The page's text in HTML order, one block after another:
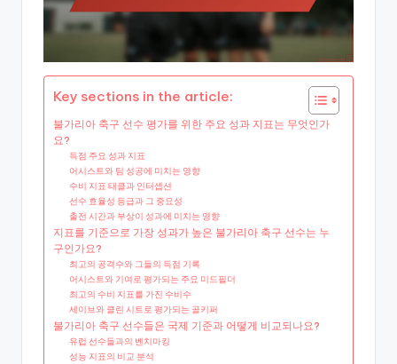
Key sections in the article:
불가리아 축구 선수 평가를 위한 주요 성과 지표는 무엇인가
요?
득점 주요 성과 지표
어시스트와 팀 성공에 미치는 영향
수비 지표 태클과 인터셉션
선수 효율성 등급과 그 중요성
출전 시간과 부상이 성과에 미치는 영향
지표를 기준으로 가장 성과가 높은 불가리아 축구 선수는 누
구인가요?
최고의 공격수와 그들의 득점 기록
어시스트와 기여로 평가되는 주요 미드필더
최고의 수비 지표를 가진 수비수
세이브와 클린 시트로 평가되는 골키퍼
불가리아 축구 선수들은 국제 기준과 어떻게 비교되나요?
유럽 선수들과의 벤치마킹
성능 지표의 비교 분석